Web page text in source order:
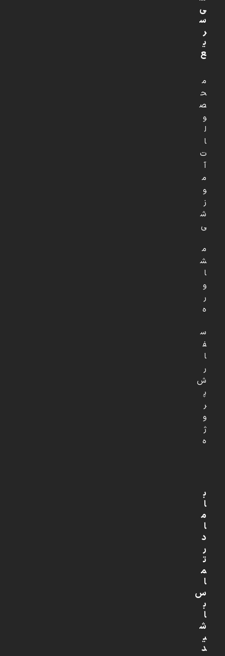
ی
س
ر
ی
ع
م
ح
ص
و
ل
ا
ت
آ
م
و
ز
ش
ی
م
ش
ا
و
ر
ه
س
ف
ا
ر
ش
پ
ر
و
ژ
ه
ب
ا
م
ا
د
ر
ت
م
ا
س
ب
ا
ش
ی
د